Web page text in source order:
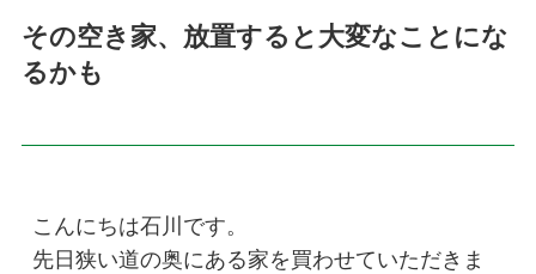
その空き家、放置すると大変なことにな
るかも
こんにちは石川です。
先日狭い道の奥にある家を買わせていただきま